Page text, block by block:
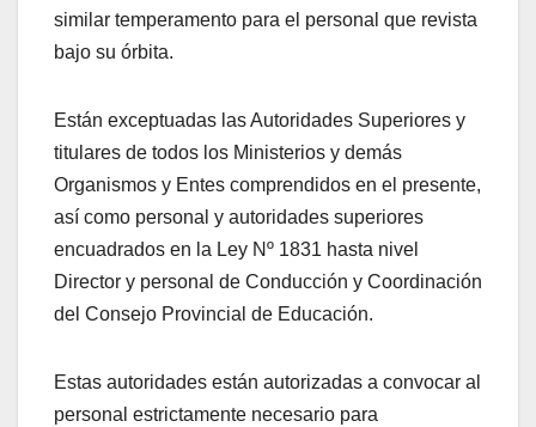
similar temperamento para el personal que revista
bajo su órbita.
Están exceptuadas las Autoridades Superiores y
titulares de todos los Ministerios y demás
Organismos y Entes comprendidos en el presente,
así como personal y autoridades superiores
encuadrados en la Ley Nº 1831 hasta nivel
Director y personal de Conducción y Coordinación
del Consejo Provincial de Educación.
Estas autoridades están autorizadas a convocar al
personal estrictamente necesario para